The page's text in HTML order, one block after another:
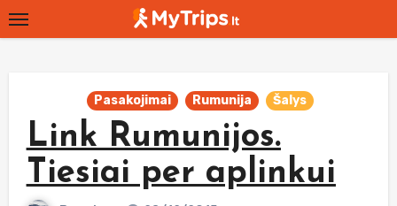
Skip
to
Pasakojimai Rumunija Šalys
Link Rumunijos.
Tiesiai per aplinkui